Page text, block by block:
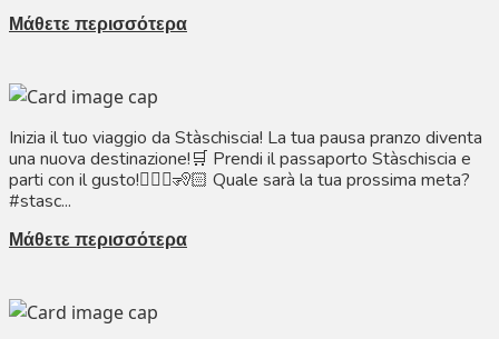
Μάθετε περισσότερα
Inizia il tuo viaggio da Stàschiscia! La tua pausa pranzo diventa
una nuova destinazione!🛒 Prendi il passaporto Stàschiscia e
parti con il gusto!🧏🏼‍♀️🧏🏻 Quale sarà la tua prossima meta?
#stasc...
Μάθετε περισσότερα